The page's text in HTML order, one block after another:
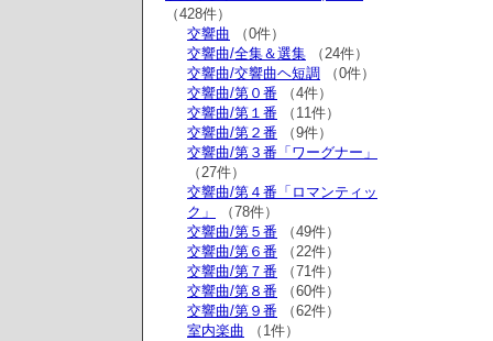
（428件）
交響曲 （0件）
交響曲/全集＆選集 （24件）
交響曲/交響曲ヘ短調 （0件）
交響曲/第０番 （4件）
交響曲/第１番 （11件）
交響曲/第２番 （9件）
交響曲/第３番「ワーグナー」
（27件）
交響曲/第４番「ロマンティッ
ク」
（78件）
交響曲/第５番 （49件）
交響曲/第６番 （22件）
交響曲/第７番 （71件）
交響曲/第８番 （60件）
交響曲/第９番 （62件）
室内楽曲 （1件）